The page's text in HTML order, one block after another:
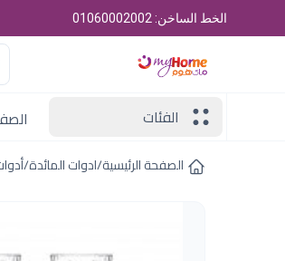
الخط الساخن: 01060002002
الفئات
الصفحة الرئيسية/ادوات المائدة/